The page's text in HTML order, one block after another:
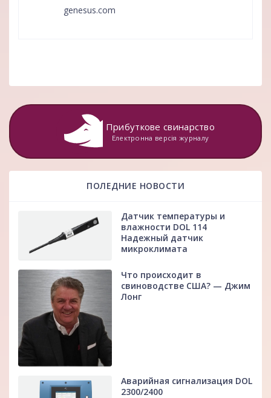
genesus.com
Прибуткове свинарство
Електронна версія журналу
ПОЛЕДНИЕ НОВОСТИ
Датчик температуры и
влажности DOL 114
Надежный датчик
микроклимата
Что происходит в
свиноводстве США? — Джим
Лонг
Аварийная сигнализация DOL
2300/2400